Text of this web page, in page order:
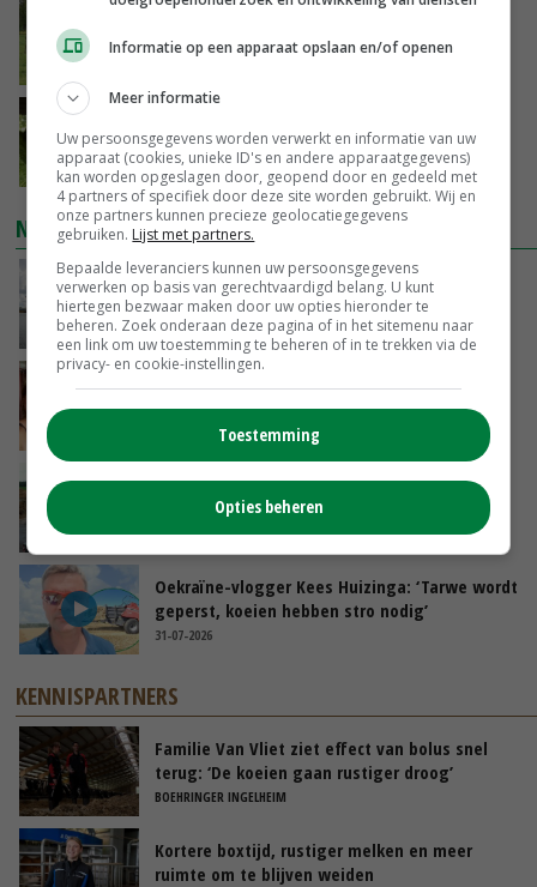
Westnijlvirus vastgesteld bij paard in
Schipluiden
wateropname koe
VANDAAG, 12:37
NIEUWSTE VIDEO'S
Koeien van enige drijvende boerderij ter
wereld zijn te koop
VANDAAG, 12:00
tijdens stage’
POAH!: Fendt 1042
01-08-2026
Oekraïne-vlogger Kees Huizinga: ‘Tarwe wordt
geperst, koeien hebben stro nodig’
31-07-2026
KENNISPARTNERS
Familie Van Vliet ziet effect van bolus snel
terug: ‘De koeien gaan rustiger droog’
BOEHRINGER INGELHEIM
Kortere boxtijd, rustiger melken en meer
ruimte om te blijven weiden
Informatie op een apparaat opslaan en/of openen
Meer informatie
Uw persoonsgegevens worden verwerkt en informatie van uw
apparaat (cookies, unieke ID's en andere apparaatgegevens)
kan worden opgeslagen door, geopend door en gedeeld met
4 partners of specifiek door deze site worden gebruikt. Wij en
onze partners kunnen precieze geolocatiegegevens
gebruiken. Lijst met partners.
Bepaalde leveranciers kunnen uw persoonsgegevens
verwerken op basis van gerechtvaardigd belang. U kunt
hiertegen bezwaar maken door uw opties hieronder te
beheren. Zoek onderaan deze pagina of in het sitemenu naar
een link om uw toestemming te beheren of in te trekken via de
privacy- en cookie-instellingen.
Toestemming
Opties beheren